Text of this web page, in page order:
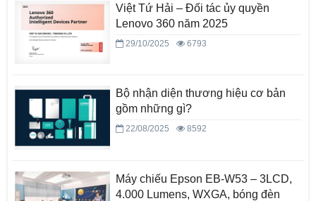
Việt Tứ Hải – Đối tác ủy quyền
Lenovo 360 năm 2025
29/10/2025 6793
Bộ nhận diện thương hiệu cơ bản
gồm những gì?
22/08/2025 8592
Máy chiếu Epson EB-W53 – 3LCD,
4.000 Lumens, WXGA, bóng đèn